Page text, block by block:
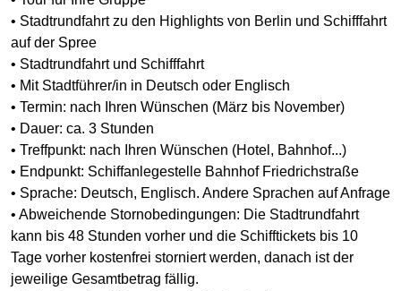
• Stadtrundfahrt zu den Highlights von Berlin und Schifffahrt
auf der Spree
• Stadtrundfahrt und Schifffahrt
• Mit Stadtführer/in in Deutsch oder Englisch
• Termin: nach Ihren Wünschen (März bis November)
• Dauer: ca. 3 Stunden
• Treffpunkt: nach Ihren Wünschen (Hotel, Bahnhof...)
• Endpunkt: Schiffanlegestelle Bahnhof Friedrichstraße
• Sprache: Deutsch, Englisch. Andere Sprachen auf Anfrage
• Abweichende Stornobedingungen: Die Stadtrundfahrt
kann bis 48 Stunden vorher und die Schifftickets bis 10
Tage vorher kostenfrei storniert werden, danach ist der
jeweilige Gesamtbetrag fällig.